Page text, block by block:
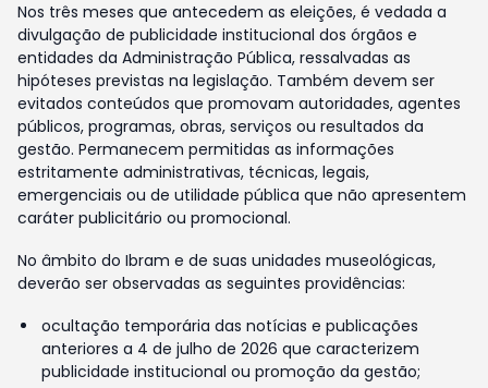
Nos três meses que antecedem as eleições, é vedada a
divulgação de publicidade institucional dos órgãos e
entidades da Administração Pública, ressalvadas as
hipóteses previstas na legislação. Também devem ser
evitados conteúdos que promovam autoridades, agentes
públicos, programas, obras, serviços ou resultados da
gestão. Permanecem permitidas as informações
estritamente administrativas, técnicas, legais,
emergenciais ou de utilidade pública que não apresentem
caráter publicitário ou promocional.
No âmbito do Ibram e de suas unidades museológicas,
deverão ser observadas as seguintes providências:
ocultação temporária das notícias e publicações
anteriores a 4 de julho de 2026 que caracterizem
publicidade institucional ou promoção da gestão;